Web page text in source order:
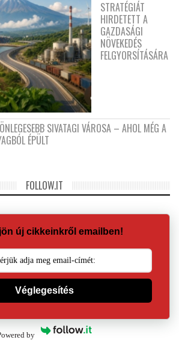
STRATÉGIÁT
HIRDETETT A
GAZDASÁGI
NÖVEKEDÉS
FELGYORSÍTÁSÁRA
SIVATAGI VÁROSA – AHOL MÉG A
ÉPÜLT
FOLLOW.IT
új cikkeinkről emailben!
Véglegesítés
by